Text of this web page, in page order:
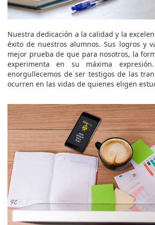
Nuestra dedicación a la calidad y la
éxito de nuestros alumnos. Sus logros y
mejor prueba de que para nosotros, la
experimenta en su máxima
enorgullecemos de ser testigos de las
ocurren en las vidas de quienes eligen